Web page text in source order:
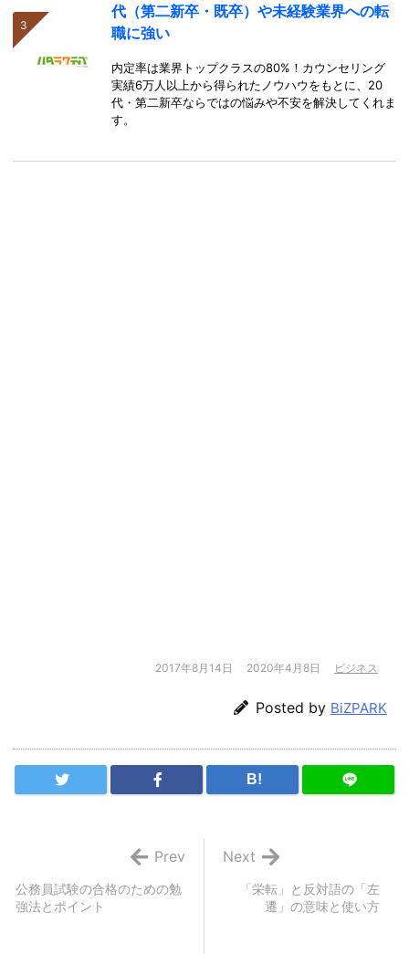
代（第二新卒・既卒）や未経験業界への転
職に強い
内定率は業界トップクラスの80%！カウンセリング
実績6万人以上から得られたノウハウをもとに、20
代・第二新卒ならではの悩みや不安を解決してくれま
す。
2017年8月14日 2020年4月8日 ビジネス
Posted by BiZPARK
B!
「栄転」と反対語の「左
遷」の意味と使い方
Next
公務員試験の合格のための勉
強法とポイント
Prev